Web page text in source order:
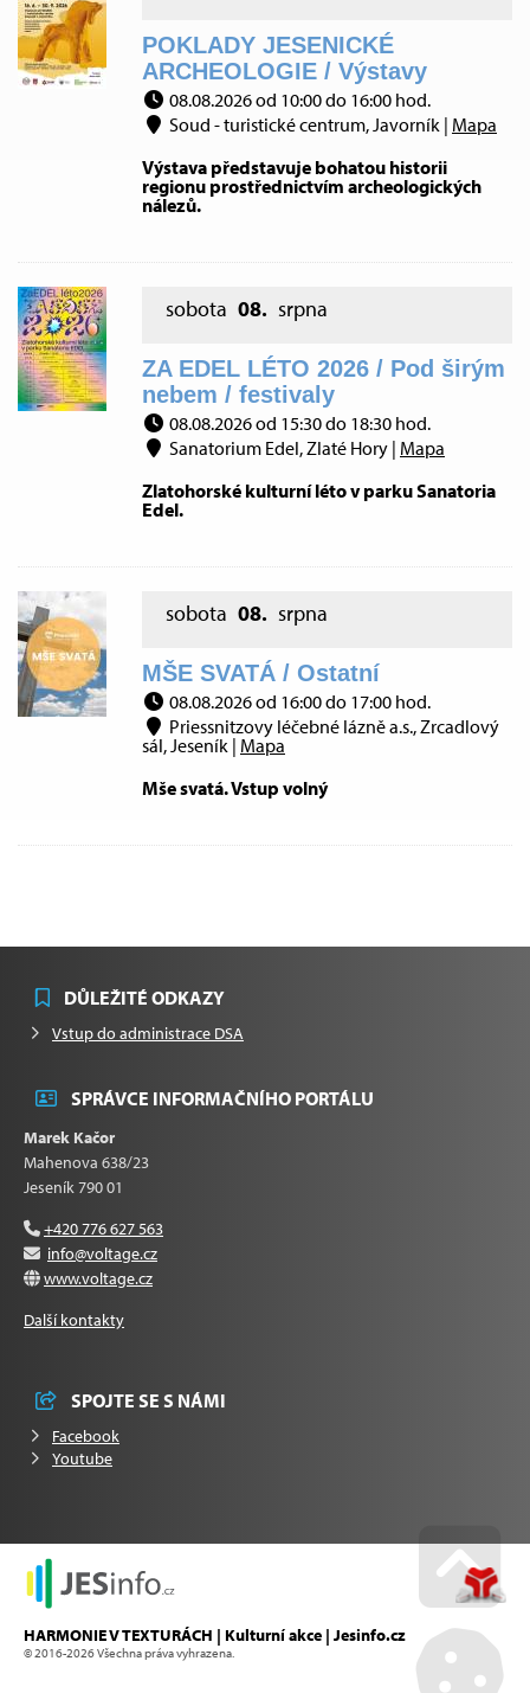
POKLADY JESENICKÉ
ARCHEOLOGIE / Výstavy
08.08.2026 od 10:00 do 16:00 hod.
Soud - turistické centrum, Javorník | Mapa
Výstava představuje bohatou historii
regionu prostřednictvím archeologických
nálezů.
sobota 08. srpna
ZA EDEL LÉTO 2026 / Pod širým
nebem / festivaly
08.08.2026 od 15:30 do 18:30 hod.
Sanatorium Edel, Zlaté Hory | Mapa
Zlatohorské kulturní léto v parku Sanatoria
Edel.
sobota 08. srpna
MŠE SVATÁ / Ostatní
08.08.2026 od 16:00 do 17:00 hod.
Priessnitzovy léčebné lázně a.s., Zrcadlový
sál, Jeseník | Mapa
Mše svatá. Vstup volný
DŮLEŽITÉ ODKAZY
Vstup do administrace DSA
SPRÁVCE INFORMAČNÍHO PORTÁLU
Marek Kačor
Mahenova 638/23
Jeseník 790 01
+420 776 627 563
info@voltage.cz
www.voltage.cz
Další kontakty
SPOJTE SE S NÁMI
Facebook
Youtube
HARMONIE V TEXTURÁCH | Kulturní akce | Jesinfo.cz
© 2016-2026 Všechna práva vyhrazena. Go